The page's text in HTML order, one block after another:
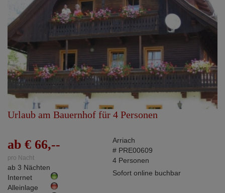
Urlaub am Bauernhof für 4 Personen
ab € 66,--
pro Nacht
ab 3 Nächten
Internet
Alleinlage
Arriach
# PRE00609
4 Personen
Sofort online buchbar